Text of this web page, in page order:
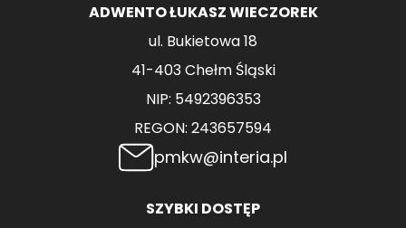
ADWENTO ŁUKASZ WIECZOREK
ul. Bukietowa 18
41-403 Chełm Śląski
NIP: 5492396353
REGON: 243657594
pmkw@interia.pl
SZYBKI DOSTĘP